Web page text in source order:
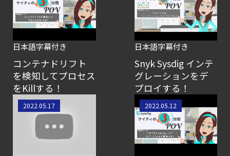
【お知らせ】
ブログを更新しました
【ブログ】
2026年6月
AIワークロードのコンテナセキュリティ
GPU環境を守る新しい視点
日本語字幕付き
コンテナドリフト
を検知してプロセス
をKillする！
日本語字幕付き
Snyk Sysdig インテ
グレーションをデ
プロイする！
2022.05.17 2022.05.12